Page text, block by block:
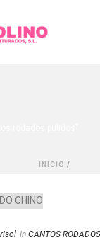
INICIO /
In CANTOS RODADOS